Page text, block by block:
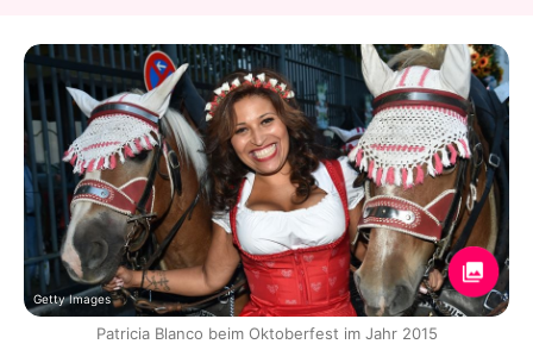
Getty Images
Patricia Blanco beim Oktoberfest im Jahr 2015